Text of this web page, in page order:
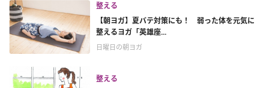
整える
【朝ヨガ】夏バテ対策にも！ 弱った体を元気に
整えるヨガ「英雄座...
日曜日の朝ヨガ
整える